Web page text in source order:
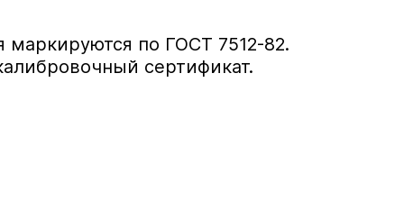
маркируются по ГОСТ 7512-82.
сертификат.